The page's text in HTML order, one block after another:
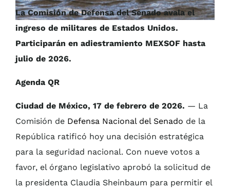
La Comisión de Defensa del Senado avala el
ingreso de militares de Estados Unidos.
Participarán en adiestramiento MEXSOF hasta
julio de 2026.
Agenda QR
Ciudad de México, 17 de febrero de 2026. — La
Comisión de Defensa Nacional del Senado de la
República ratificó hoy una decisión estratégica
para la seguridad nacional. Con nueve votos a
favor, el órgano legislativo aprobó la solicitud de
la presidenta Claudia Sheinbaum para permitir el